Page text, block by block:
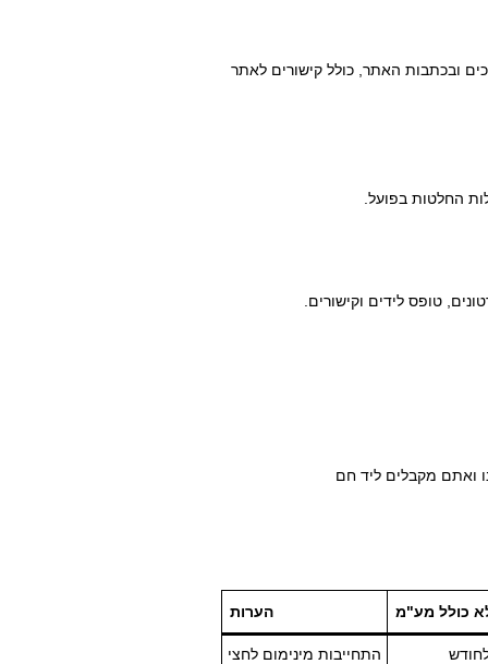
ובכתבות האתר, כולל קישורים לאתר
החלטות בפועל.
טופס לידים וקישורים.
ואתם מקבלים ליד חם
כולל מע"מ הערות
התחייבות מינימום לחצי